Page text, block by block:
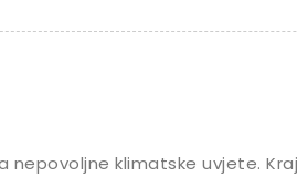
klimatske uvjete.